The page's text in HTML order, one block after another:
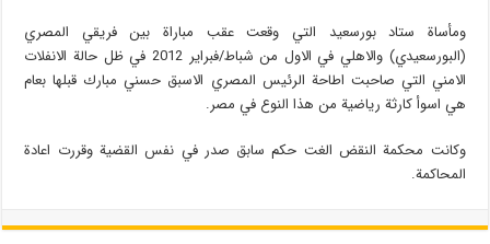
ومأساة ستاد بورسعيد التي وقعت عقب مباراة بين فريقي المصري
(البورسعيدي) والاهلي في الاول من شباط/فبراير 2012 في ظل حالة الانفلات
الامني التي صاحبت اطاحة الرئيس المصري الاسبق حسني مبارك قبلها بعام
هي اسوأ كارثة رياضية من هذا النوع في مصر.
وكانت محكمة النقض الغت حكم سابق صدر في نفس القضية وقررت اعادة
المحاكمة.